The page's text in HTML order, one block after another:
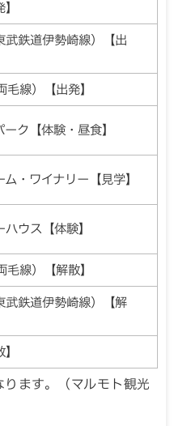
武鉄道伊勢崎線）【出
毛線）【出発】
ク【体験・昼食】
ム・ワイナリー【見学】
ウス【体験】
毛線）【解散】
武鉄道伊勢崎線）【解
ます。（マルモト観光